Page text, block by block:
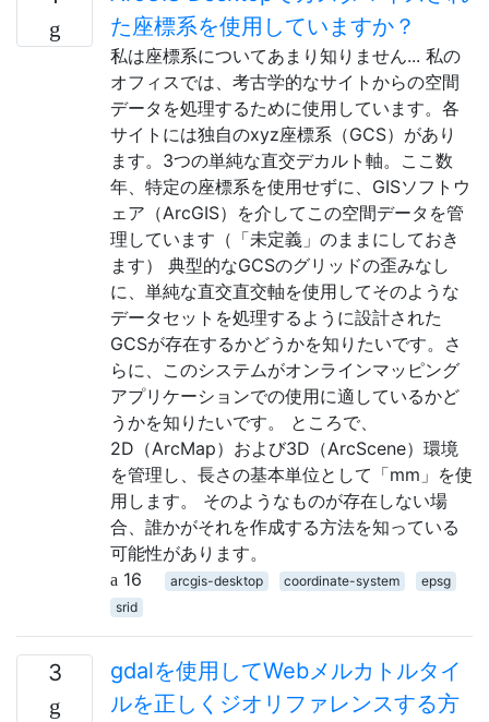
た座標系を使用していますか？
私は座標系についてあまり知りません... 私の
オフィスでは、考古学的なサイトからの空間
データを処理するために使用しています。各
サイトには独自のxyz座標系（GCS）があり
ます。3つの単純な直交デカルト軸。ここ数
年、特定の座標系を使用せずに、GISソフトウ
ェア（ArcGIS）を介してこの空間データを管
理しています（「未定義」のままにしておき
ます） 典型的なGCSのグリッドの歪みなし
に、単純な直交直交軸を使用してそのような
データセットを処理するように設計された
GCSが存在するかどうかを知りたいです。さ
らに、このシステムがオンラインマッピング
アプリケーションでの使用に適しているかど
うかを知りたいです。 ところで、
2D（ArcMap）および3D（ArcScene）環境
を管理し、長さの基本単位として「mm」を使
用します。 そのようなものが存在しない場
合、誰かがそれを作成する方法を知っている
可能性があります。
16
arcgis-desktop coordinate-system
epsg
srid
3
gdalを使用してWebメルカトルタイ
ルを正しくジオリファレンスする方